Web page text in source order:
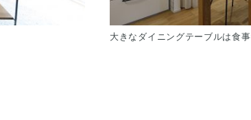
大きなダイニングテーブルは食